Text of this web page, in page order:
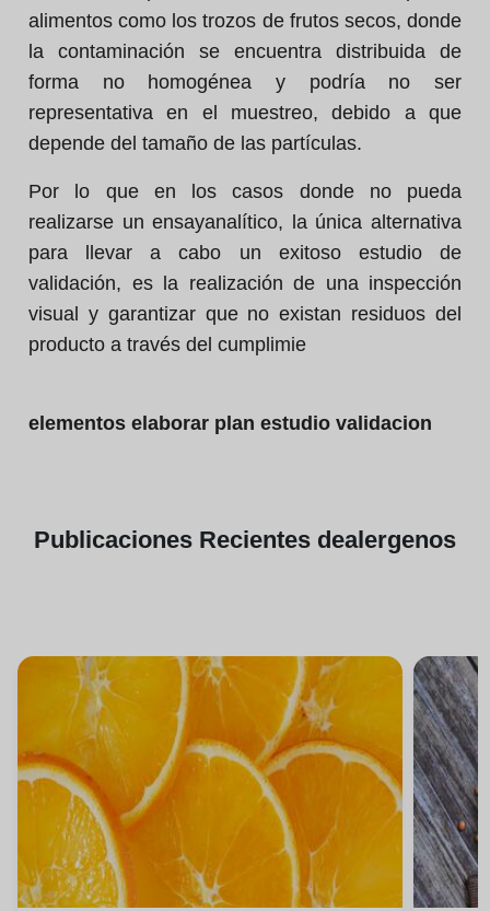
alimentos como los trozos de frutos secos, donde
la contaminación se encuentra distribuida de
forma no homogénea y podría no ser
representativa en el muestreo, debido a que
depende del tamaño de las partículas.
Por lo que en los casos donde no pueda
realizarse un ensayanalítico, la única alternativa
para llevar a cabo un exitoso estudio de
validación, es la realización de una inspección
visual y garantizar que no existan residuos del
producto a través del cumplimie
elementos elaborar plan estudio validacion
Publicaciones Recientes dealergenos